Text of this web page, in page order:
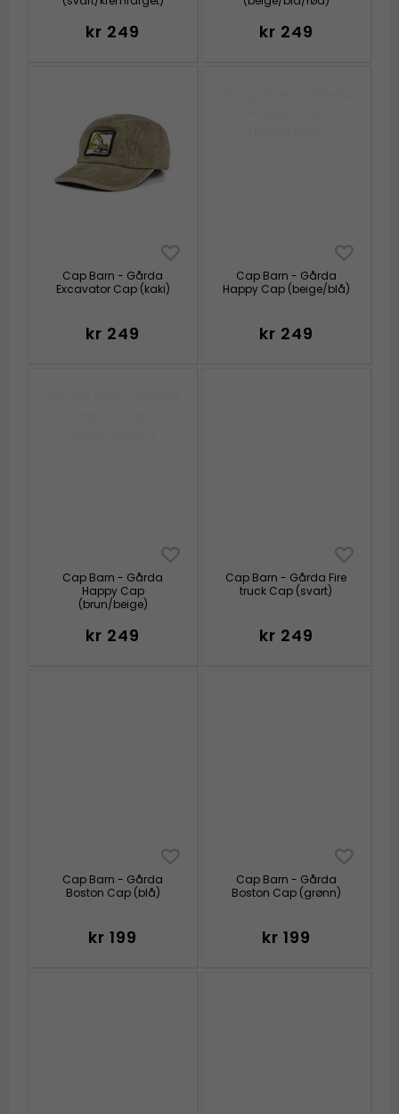
kr 249 kr 249
Cap Barn - Gårda
Excavator Cap (kaki)
kr 249
Cap Barn - Gårda
Happy Cap (beige/blå)
kr 249
Cap Barn - Gårda
Happy Cap
(brun/beige)
kr 249
Cap Barn - Gårda Fire
truck Cap (svart)
kr 249
Cap Barn - Gårda
Boston Cap (blå)
kr 199
Cap Barn - Gårda
Boston Cap (grønn)
kr 199